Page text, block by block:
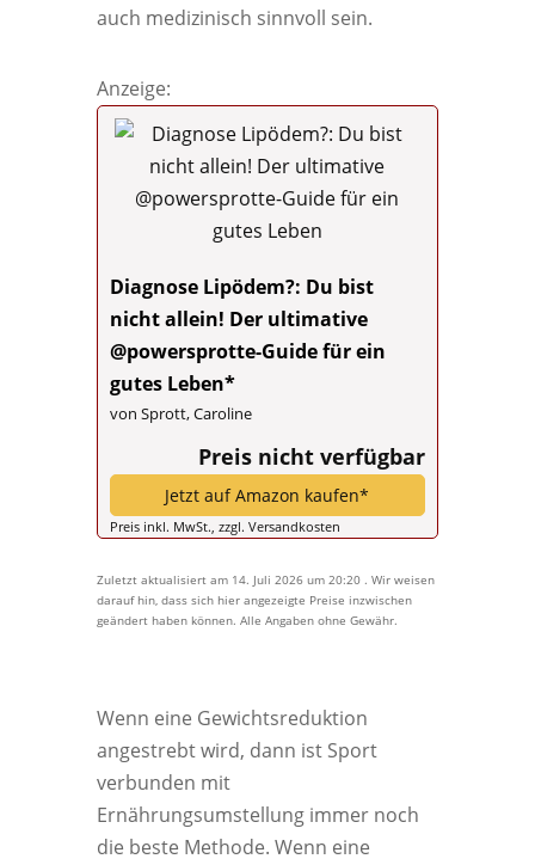
auch medizinisch sinnvoll sein.
Anzeige:
Diagnose Lipödem?: Du bist
nicht allein! Der ultimative
@powersprotte-Guide für ein
gutes Leben*
von Sprott, Caroline
Preis nicht verfügbar
Jetzt auf Amazon kaufen*
Preis inkl. MwSt., zzgl. Versandkosten
Zuletzt aktualisiert am 14. Juli 2026 um 20:20 . Wir weisen
darauf hin, dass sich hier angezeigte Preise inzwischen
geändert haben können. Alle Angaben ohne Gewähr.
Wenn eine Gewichtsreduktion
angestrebt wird, dann ist Sport
verbunden mit
Ernährungsumstellung immer noch
die beste Methode. Wenn eine